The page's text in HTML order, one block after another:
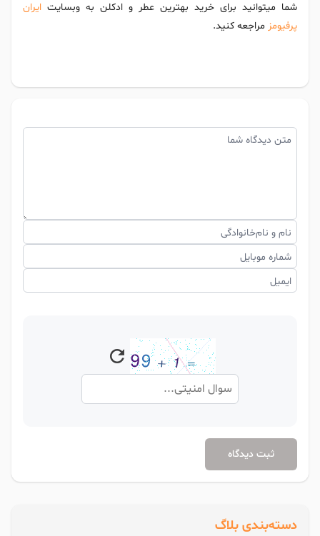
دسته‌بندی بلاگ
شما میتوانید برای خرید بهترین عطر و ادکلن به وبسایت ایران
پرفیومز مراجعه کنید.
متن دیدگاه شما
نام و نام‌خانوادگی
شماره موبایل
ایمیل
ثبت دیدگاه